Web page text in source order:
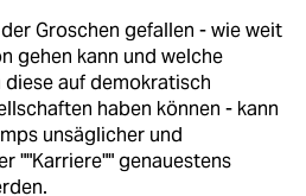
Groschen gefallen - wie weit
gehen kann und welche
diese auf demokratisch
haben können - kann
unsäglicher und
""Karriere"" genauestens